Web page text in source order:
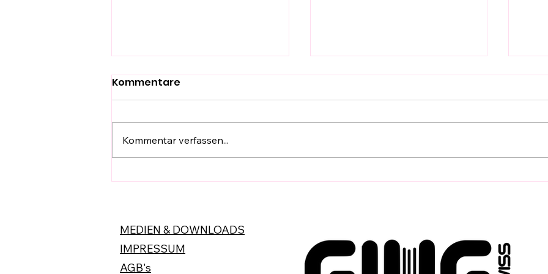
HänyTec -Tools -
Industrieumzüge &
Kommentare
Kommentar verfassen...
IMPRESSUM
AGB's
MEDIEN & DOWNLOADS